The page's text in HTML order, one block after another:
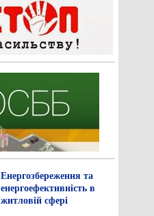
Енергозбереження та
енергоефективність в
житловій сфері